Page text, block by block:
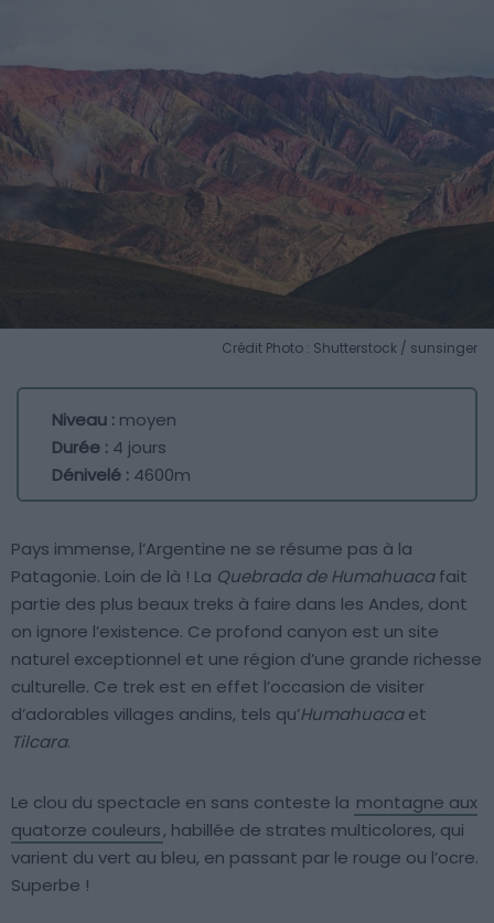
Crédit Photo : Shutterstock / sunsinger
Niveau : moyen
Durée : 4 jours
Dénivelé : 4600m
Pays immense, l’Argentine ne se résume pas à la
Patagonie. Loin de là ! La Quebrada de Humahuacafait
partie des plus beaux treks à faire dans les Andes, dont
on ignore l’existence. Ce profond canyon est un site
naturel exceptionnel et une région d’une grande richesse
culturelle. Ce trek est en effet l’occasion de visiter
d’adorables villages andins, tels qu’Humahuacaet
Tilcara.
Le clou du spectacle en sans conteste la montagne aux
quatorze couleurs, habillée de strates multicolores, qui
varient du vert au bleu, en passant par le rouge ou l’ocre.
Superbe !